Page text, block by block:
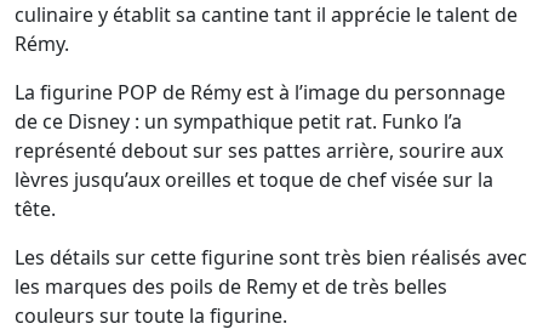
culinaire y établit sa cantine tant il apprécie le talent de
Rémy.
La figurine POP de Rémy est à l’image du personnage
de ce Disney : un sympathique petit rat. Funko l’a
représenté debout sur ses pattes arrière, sourire aux
lèvres jusqu’aux oreilles et toque de chef visée sur la
tête.
Les détails sur cette figurine sont très bien réalisés avec
les marques des poils de Remy et de très belles
couleurs sur toute la figurine.